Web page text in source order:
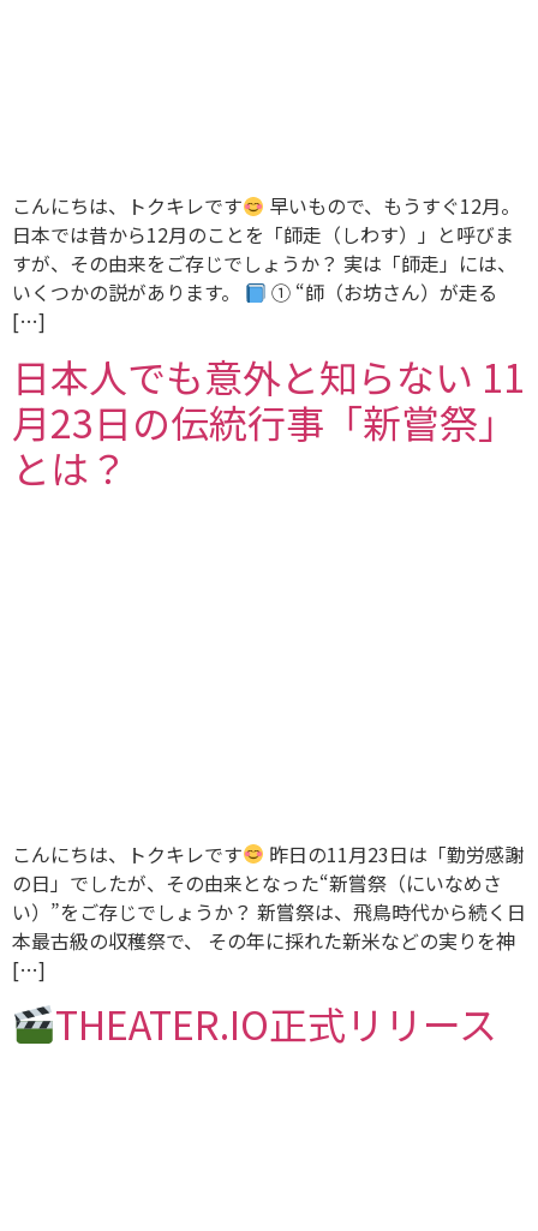
こんにちは、トクキレです
早いもので、もうすぐ12月。
日本では昔から12月のことを「師走（しわす）」と呼びま
すが、その由来をご存じでしょうか？ 実は「師走」には、
いくつかの説があります。
① “師（お坊さん）が走る
[…]
日本人でも意外と知らない 11
月23日の伝統行事「新嘗祭」
とは？
こんにちは、トクキレです
昨日の11月23日は「勤労感謝
の日」でしたが、その由来となった“新嘗祭（にいなめさ
い）”をご存じでしょうか？ 新嘗祭は、飛鳥時代から続く日
本最古級の収穫祭で、 その年に採れた新米などの実りを神
[…]
THEATER.IO正式リリース